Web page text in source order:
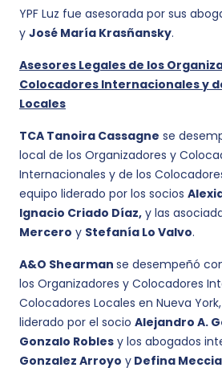
YPF Luz fue asesorada por sus
y José María Krasñansky.
Asesores Legales de los
Colocadores Internacionales y
Locales
TCA Tanoira Cassagne se
local de los Organizadores y
Internacionales y de los
equipo liderado por los socios
Ignacio Criado Díaz, y las
Mercero y Stefanía Lo Valvo.
A&O Shearman se desempeñó
los Organizadores y Colocadores
Colocadores Locales en Nueva
liderado por el socio Alejandro A.
Gonzalo Robles y los abogados
Gonzalez Arroyo y Defina Meccia